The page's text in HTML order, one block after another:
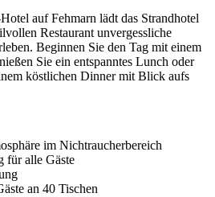
auf Fehmarn lädt das Strandhotel
Restaurant unvergessliche
Beginnen Sie den Tag mit einem
Sie ein entspanntes Lunch oder
köstlichen Dinner mit Blick aufs
im Nichtraucherbereich
für alle Gäste
an 40 Tischen